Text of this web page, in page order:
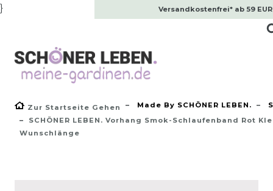
} Versandkostenfrei* ab 59
Zur Startseite Gehen Made By SCHÖNER LEBEN.
SCHÖNER LEBEN. Vorhang Smok-Schlaufenband Rot
Wunschlänge